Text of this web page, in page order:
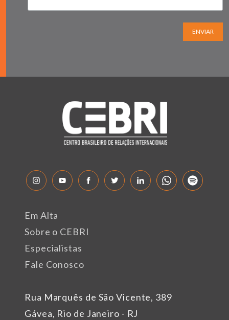
ENVIAR
Rua Marquês de São Vicente, 389
Gávea, Rio de Janeiro - RJ
Em Alta
Sobre o CEBRI
Especialistas
Fale Conosco